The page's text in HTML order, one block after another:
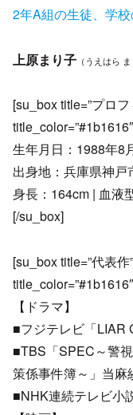
2年A組の生徒、学
上原まり子 （うえはら ま
[su_box title=”プロ
生年月日：1988年8
出身地：兵庫県神戸
身長：164cm | 血液
[/su_box]
[su_box title=”代表
【ドラマ】
■フジテレビ「LIAR
■TBS「SPEC～警
策係事件簿～」当麻
■NHK連続テレビ小